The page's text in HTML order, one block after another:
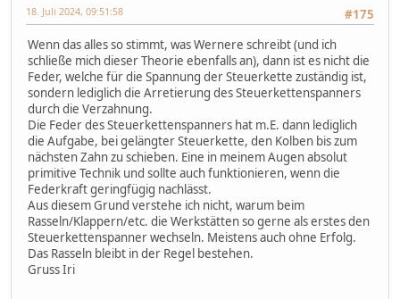
#175
18. Juli 2024, 09:51:58
Wenn das alles so stimmt, was Wernere schreibt (und ich
schließe mich dieser Theorie ebenfalls an), dann ist es nicht die
Feder, welche für die Spannung der Steuerkette zuständig ist,
sondern lediglich die Arretierung des Steuerkettenspanners
durch die Verzahnung.
Die Feder des Steuerkettenspanners hat m.E. dann lediglich
die Aufgabe, bei gelängter Steuerkette, den Kolben bis zum
nächsten Zahn zu schieben. Eine in meinem Augen absolut
primitive Technik und sollte auch funktionieren, wenn die
Federkraft geringfügig nachlässt.
Aus diesem Grund verstehe ich nicht, warum beim
Rasseln/Klappern/etc. die Werkstätten so gerne als erstes den
Steuerkettenspanner wechseln. Meistens auch ohne Erfolg.
Das Rasseln bleibt in der Regel bestehen.
Gruss Iri